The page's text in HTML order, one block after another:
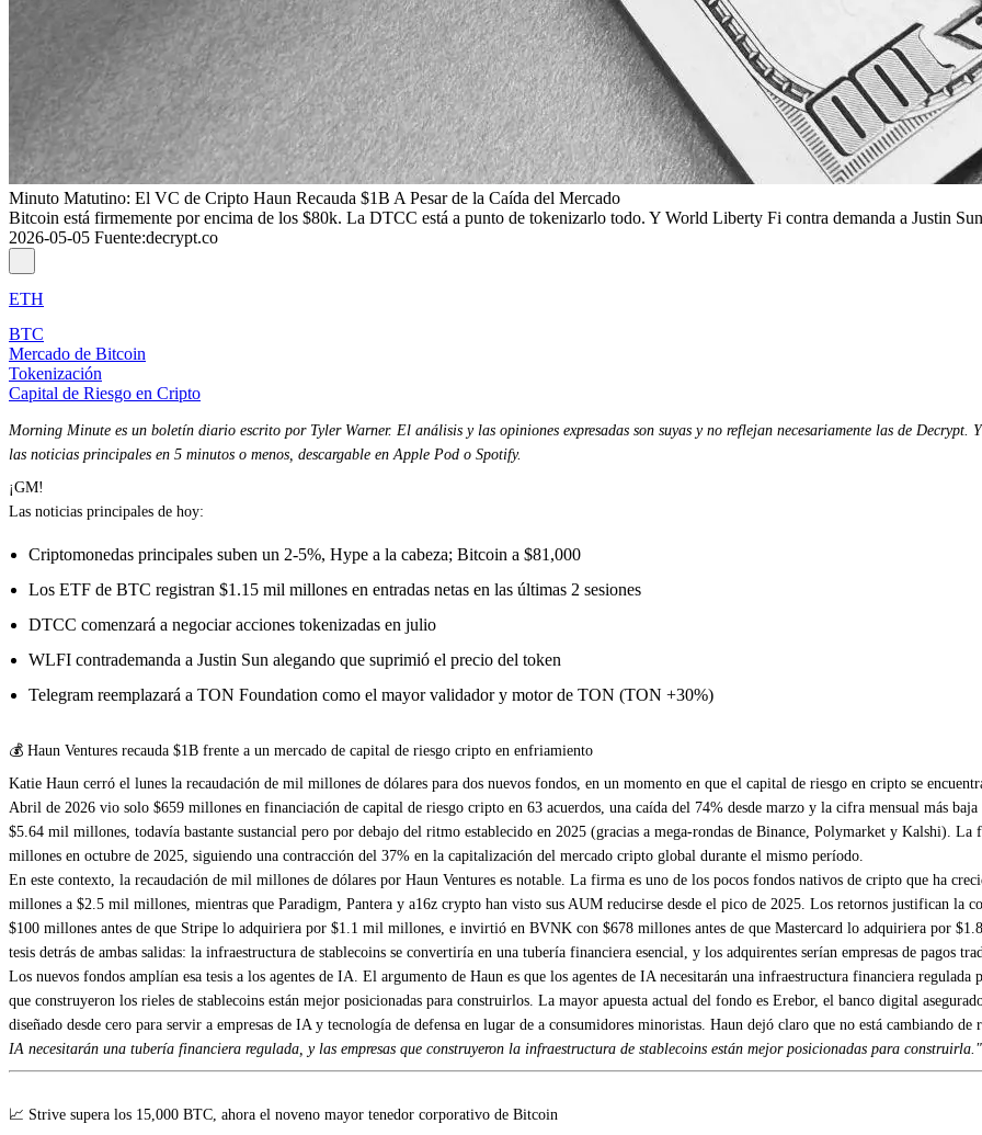
Minuto Matutino: El VC de Cripto Haun Recauda $1B A Pesar de la Caída del Mercado
Bitcoin está firmemente por encima de los $80k. La DTCC está a punto de tokenizarlo todo. Y World Liberty Fi contra demanda a Justin
2026-05-05 Fuente:decrypt.co
ETH
BTC
Mercado de Bitcoin
Tokenización
Capital de Riesgo en Cripto
Morning Minute es un boletín diario escrito por Tyler Warner. El análisis y las opiniones expresadas son suyas y no reflejan necesariamente las de Decrypt.
las noticias principales en 5 minutos o menos, descargable en Apple Pod o Spotify.
¡GM!
Las noticias principales de hoy:
Criptomonedas principales suben un 2-5%, Hype a la cabeza; Bitcoin a $81,000
Los ETF de BTC registran $1.15 mil millones en entradas netas en las últimas 2 sesiones
DTCC comenzará a negociar acciones tokenizadas en julio
WLFI contrademanda a Justin Sun alegando que suprimió el precio del token
Telegram reemplazará a TON Foundation como el mayor validador y motor de TON (TON +30%)
💰 Haun Ventures recauda $1B frente a un mercado de capital de riesgo cripto en enfriamiento
Katie Haun cerró el lunes la recaudación de mil millones de dólares para dos nuevos fondos, en un momento en que el capital de riesgo en cripto se
Abril de 2026 vio solo $659 millones en financiación de capital de riesgo cripto en 63 acuerdos, una caída del 74% desde marzo y la cifra mensual más
$5.64 mil millones, todavía bastante sustancial pero por debajo del ritmo establecido en 2025 (gracias a mega-rondas de Binance, Polymarket y Kalshi).
millones en octubre de 2025, siguiendo una contracción del 37% en la capitalización del mercado cripto global durante el mismo período.
En este contexto, la recaudación de mil millones de dólares por Haun Ventures es notable. La firma es uno de los pocos fondos nativos de cripto que ha
millones a $2.5 mil millones, mientras que Paradigm, Pantera y a16z crypto han visto sus AUM reducirse desde el pico de 2025. Los retornos justifican la
$100 millones antes de que Stripe lo adquiriera por $1.1 mil millones, e invirtió en BVNK con $678 millones antes de que Mastercard lo adquiriera por
tesis detrás de ambas salidas: la infraestructura de stablecoins se convertiría en una tubería financiera esencial, y los adquirentes serían empresas de pagos
Los nuevos fondos amplían esa tesis a los agentes de IA. El argumento de Haun es que los agentes de IA necesitarán una infraestructura financiera
que construyeron los rieles de stablecoins están mejor posicionadas para construirlos. La mayor apuesta actual del fondo es Erebor, el banco digital
diseñado desde cero para servir a empresas de IA y tecnología de defensa en lugar de a consumidores minoristas. Haun dejó claro que no está cambiando
IA necesitarán una tubería financiera regulada, y las empresas que construyeron la infraestructura de stablecoins están mejor posicionadas para construirla."
📈 Strive supera los 15,000 BTC, ahora el noveno mayor tenedor corporativo de Bitcoin